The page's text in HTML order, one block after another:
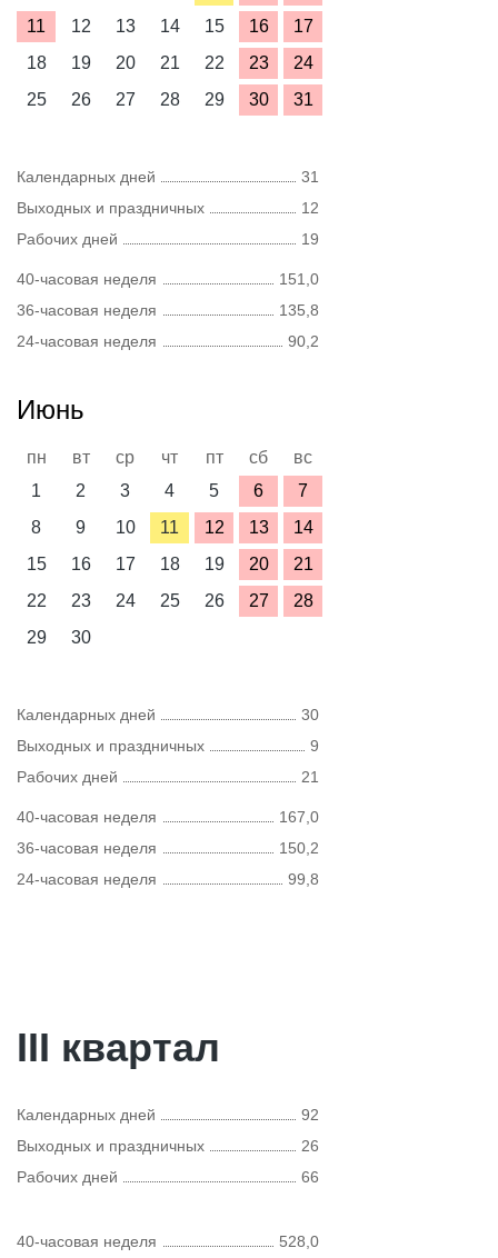
11
12 13 14 15 16
17
18
19 20 21 22 23
24
25
26 27 28 29 30 31
Календарных дней
31
Выходных и праздничных
12
Рабочих дней
19
40-часовая неделя
151,0
36-часовая неделя
135,8
24-часовая неделя
90,2
Июнь
пн вт ср чт пт сб
вс
1
2 3 4 5 6
7
8
9 10 11 12 13
14
15
16 17 18 19 20
21
22
23 24 25 26 27
28
29
30
Календарных дней
30
Выходных и праздничных
9
Рабочих дней
21
40-часовая неделя
167,0
36-часовая неделя
150,2
24-часовая неделя
99,8
III квартал
Календарных дней
92
Выходных и праздничных
26
Рабочих дней
66
40-часовая неделя 528,0